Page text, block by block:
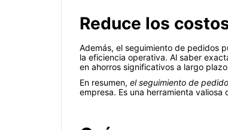
Reduce los
Además, el seguimiento de pedidos
la eficiencia operativa. Al saber
en ahorros significativos a largo
En resumen, el seguimiento de
empresa. Es una herramienta